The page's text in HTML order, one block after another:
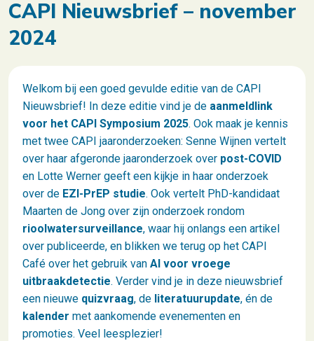
CAPI Nieuwsbrief – november
2024
Welkom bij een goed gevulde editie van de CAPI
Nieuwsbrief! In deze editie vind je de aanmeldlink
voor het CAPI Symposium 2025. Ook maak je kennis
met twee CAPI jaaronderzoeken: Senne Wijnen vertelt
over haar afgeronde jaaronderzoek over post-COVID
en Lotte Werner geeft een kijkje in haar onderzoek
over de EZI-PrEP studie. Ook vertelt PhD-kandidaat
Maarten de Jong over zijn onderzoek rondom
rioolwatersurveillance, waar hij onlangs een artikel
over publiceerde, en blikken we terug op het CAPI
Café over het gebruik van AI voor vroege
uitbraakdetectie. Verder vind je in deze nieuwsbrief
een nieuwe quizvraag, de literatuurupdate, én de
kalender met aankomende evenementen en
promoties. Veel leesplezier!